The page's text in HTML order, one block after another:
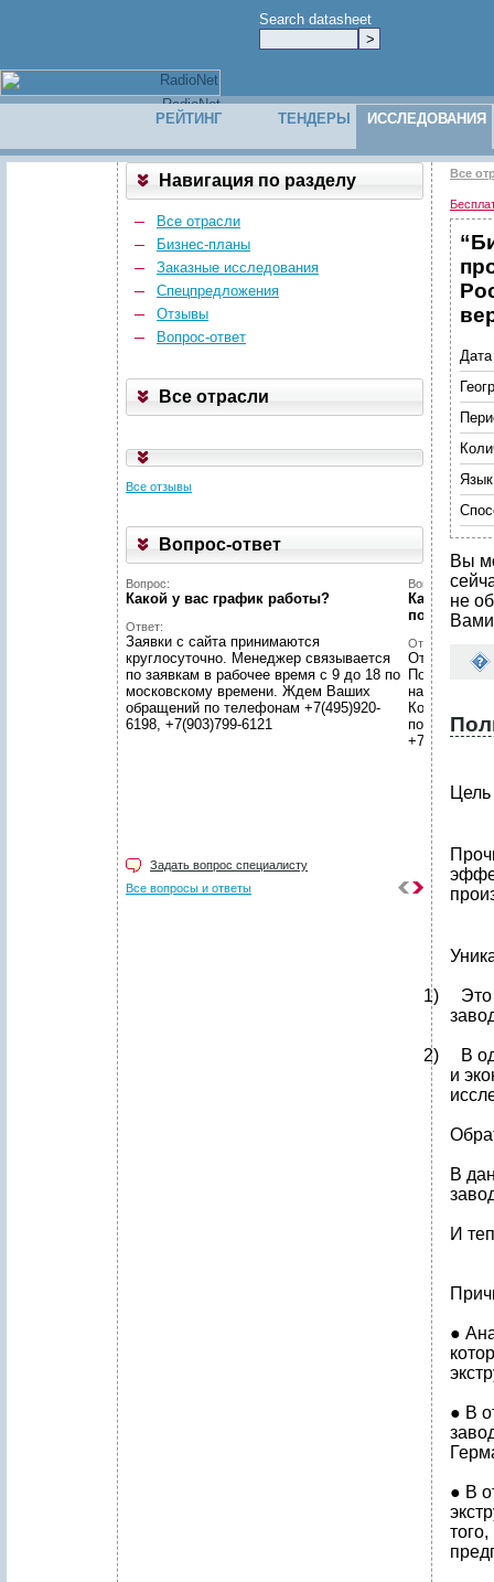
Search datasheet
РЕЙТИНГ ТЕНДЕРЫ ИССЛЕДОВАНИЯ
Навигация по разделу
Все отрасли
Бизнес-планы
Заказные исследования
Спецпредложения
Отзывы
Вопрос-ответ
Все отрасли
Все отзывы
Вопрос-ответ
Вопрос:
Какой у вас график работы?
Ответ:
Заявки с сайта принимаются
круглосуточно. Менеджер связывается
по заявкам в рабочее время с 9 до 18 по
московскому времени. Ждем Ваших
обращений по телефонам +7(495)920-
6198, +7(903)799-6121
Вопрос:
Как купить
портале?
Ответ:
Отправьте
После
направляем
по
+7(903)799-
Задать вопрос специалисту
Все вопросы и ответы
Все
Вы
не
1) Это
2) В
и
В
И
●
● В
● В